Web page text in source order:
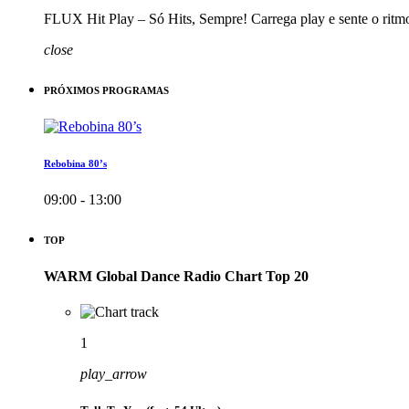
FLUX Hit Play – Só Hits, Sempre! Carrega play e sente o
close
PRÓXIMOS PROGRAMAS
Rebobina 80’s
09:00 - 13:00
TOP
WARM Global Dance Radio Chart Top 20
1
play_arrow